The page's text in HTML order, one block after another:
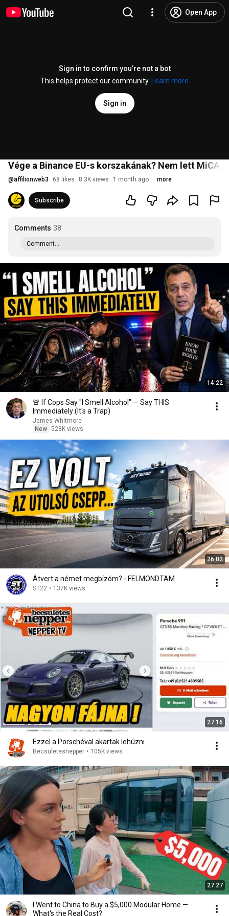
Open App
Sign in to confirm you’re not a bot
This helps protect our community.
Learn more
Sign in
Vége a Binance EU-s korszakának? Nem lett MiCA
@affilionweb3 68 likes 8.3K views 1 month ago more
Subscribe
Comments 38
Comment...
14:22
🚨 If Cops Say "I Smell Alcohol" — Say THIS
Immediately (It's a Trap)
James Whitmore
New 528K views
26:02
Átvert a német megbízóm? - FELMONDTAM
ST22 • 137K views
27:16
Ezzel a Porschéval akartak lehúzni
Becsületesnepper • 105K views
27:27
I Went to China to Buy a $5,000 Modular Home —
What's the Real Cost?